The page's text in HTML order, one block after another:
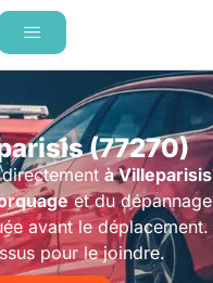
(77270)
à Villeparisis
et du dépannage
avant le déplacement.
pour le joindre.